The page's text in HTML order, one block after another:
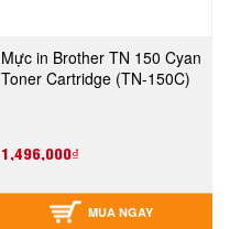
Mực in Brother TN 150 Cyan
Toner Cartridge (TN-150C)
1,496,000₫
MUA NGAY